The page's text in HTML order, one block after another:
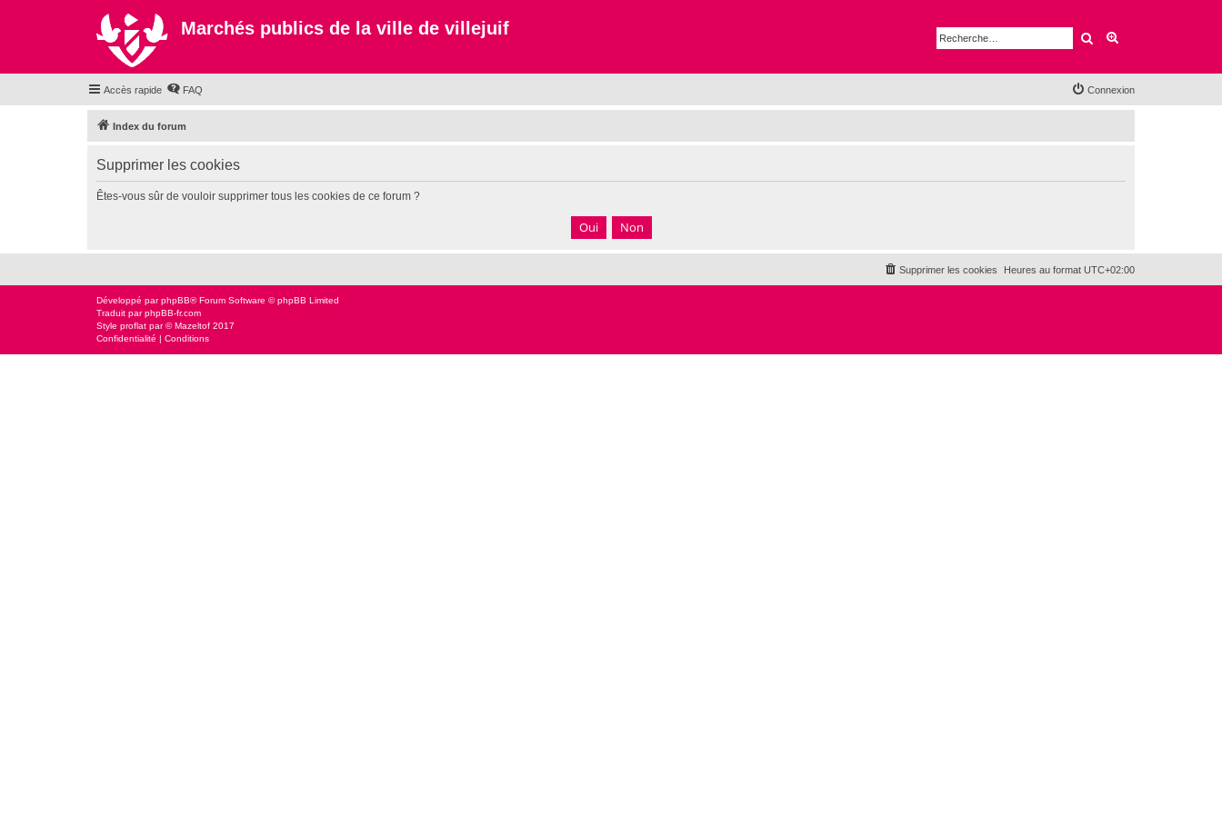
Marchés publics de la ville de villejuif Rechercher
Accès rapide FAQ Connexion
Index du forum
Supprimer les cookies
Êtes-vous sûr de vouloir supprimer tous les cookies de ce forum ?
Heures au format UTC+02:00
Supprimer les cookies
Développé parphpBB® Forum Software © phpBB Limited
Traduit parphpBB-fr.com
Style proflat par ©Mazeltof 2017
Confidentialité | Conditions